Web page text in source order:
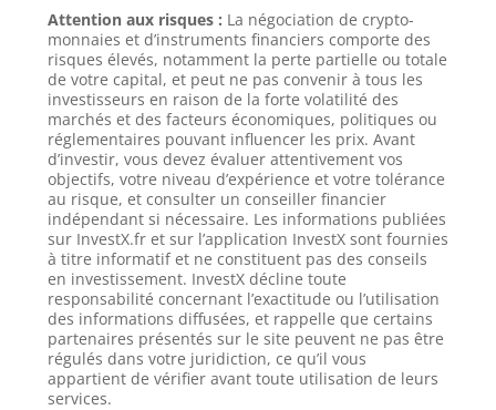
Attention aux risques : La négociation de crypto-
monnaies et d’instruments financiers comporte des
risques élevés, notamment la perte partielle ou totale
de votre capital, et peut ne pas convenir à tous les
investisseurs en raison de la forte volatilité des
marchés et des facteurs économiques, politiques ou
réglementaires pouvant influencer les prix. Avant
d’investir, vous devez évaluer attentivement vos
objectifs, votre niveau d’expérience et votre tolérance
au risque, et consulter un conseiller financier
indépendant si nécessaire. Les informations publiées
sur InvestX.fr et sur l’application InvestX sont fournies
à titre informatif et ne constituent pas des conseils
en investissement. InvestX décline toute
responsabilité concernant l’exactitude ou l’utilisation
des informations diffusées, et rappelle que certains
partenaires présentés sur le site peuvent ne pas être
régulés dans votre juridiction, ce qu’il vous
appartient de vérifier avant toute utilisation de leurs
services.